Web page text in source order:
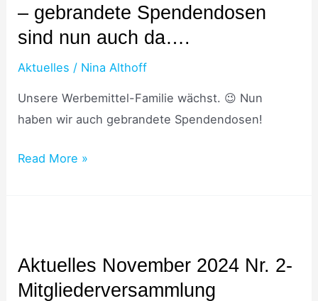
– gebrandete Spendendosen
sind nun auch da….
Aktuelles / Nina Althoff
Unsere Werbemittel-Familie wächst. 😉 Nun
haben wir auch gebrandete Spendendosen!
Nr.
5
gebrandete
Spendendosen
sind
auch
Read More »
Aktuelles November 2024 Nr. 2-
Mitgliederversammlung
2024
Nr.